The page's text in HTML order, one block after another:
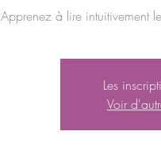
Apprenez à lire intuitivement
Les
Voir